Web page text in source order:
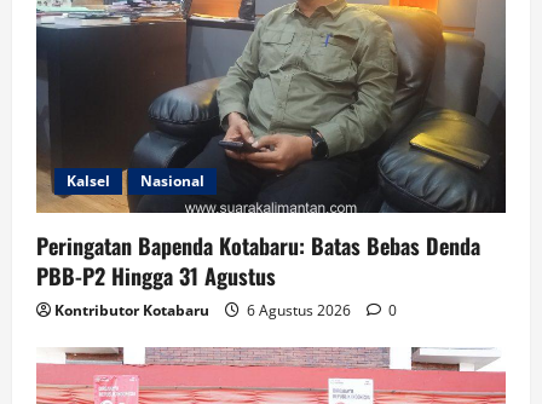
Kalsel Nasional
Peringatan Bapenda Kotabaru: Batas Bebas Denda
PBB-P2 Hingga 31 Agustus
Kontributor Kotabaru 6 Agustus 2026 0